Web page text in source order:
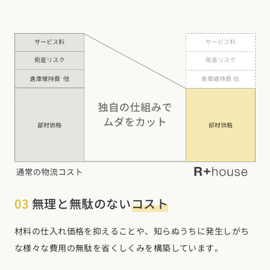
03 無理と無駄のないコスト
材料の仕入れ価格を抑えることや、知らぬうちに発生しがち
な様々な費用の無駄を省くしくみを構築しています。